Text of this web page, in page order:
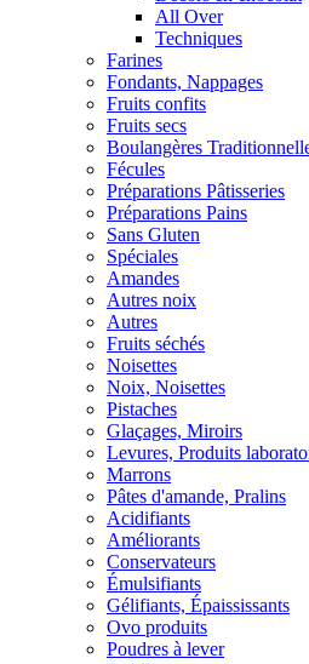
All Over
Techniques
Farines
Fondants, Nappages
Fruits confits
Fruits secs
Boulangères
Fécules
Préparations Pâtisseries
Préparations Pains
Sans Gluten
Spéciales
Amandes
Autres noix
Autres
Fruits séchés
Noisettes
Noix, Noisettes
Pistaches
Glaçages, Miroirs
Levures, Produits
Marrons
Pâtes d'amande, Pralins
Acidifiants
Améliorants
Conservateurs
Émulsifiants
Gélifiants, Épaississants
Ovo produits
Poudres à lever